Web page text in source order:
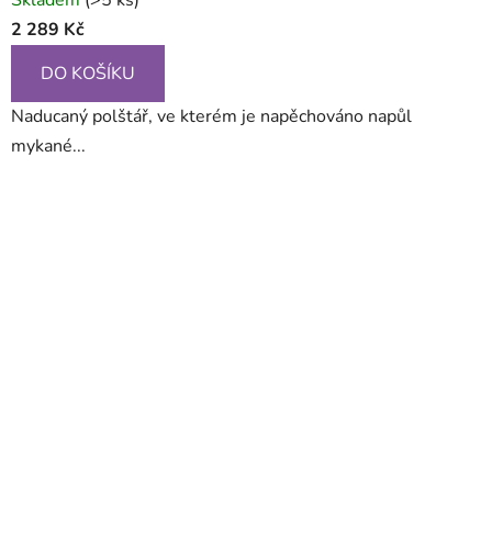
2 289 Kč
DO KOŠÍKU
Naducaný polštář, ve kterém je napěchováno napůl
mykané...